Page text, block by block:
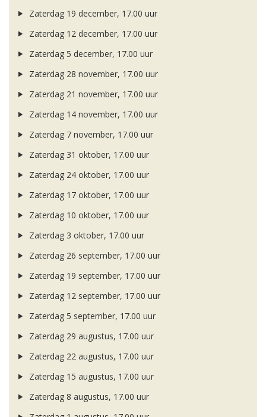
Zaterdag 19 december, 17.00 uur
Zaterdag 12 december, 17.00 uur
Zaterdag 5 december, 17.00 uur
Zaterdag 28 november, 17.00 uur
Zaterdag 21 november, 17.00 uur
Zaterdag 14 november, 17.00 uur
Zaterdag 7 november, 17.00 uur
Zaterdag 31 oktober, 17.00 uur
Zaterdag 24 oktober, 17.00 uur
Zaterdag 17 oktober, 17.00 uur
Zaterdag 10 oktober, 17.00 uur
Zaterdag 3 oktober, 17.00 uur
Zaterdag 26 september, 17.00 uur
Zaterdag 19 september, 17.00 uur
Zaterdag 12 september, 17.00 uur
Zaterdag 5 september, 17.00 uur
Zaterdag 29 augustus, 17.00 uur
Zaterdag 22 augustus, 17.00 uur
Zaterdag 15 augustus, 17.00 uur
Zaterdag 8 augustus, 17.00 uur